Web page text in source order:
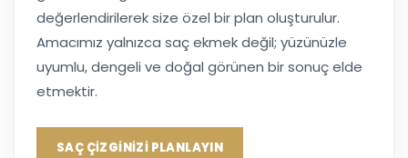
değerlendirilerek size özel bir plan oluşturulur.
Amacımız yalnızca saç ekmek değil; yüzünüzle
uyumlu, dengeli ve doğal görünen bir sonuç elde
etmektir.
SAÇ ÇİZGİNİZİ PLANLAYIN